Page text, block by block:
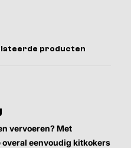
producten
vervoeren? Met
eenvoudig kitkokers